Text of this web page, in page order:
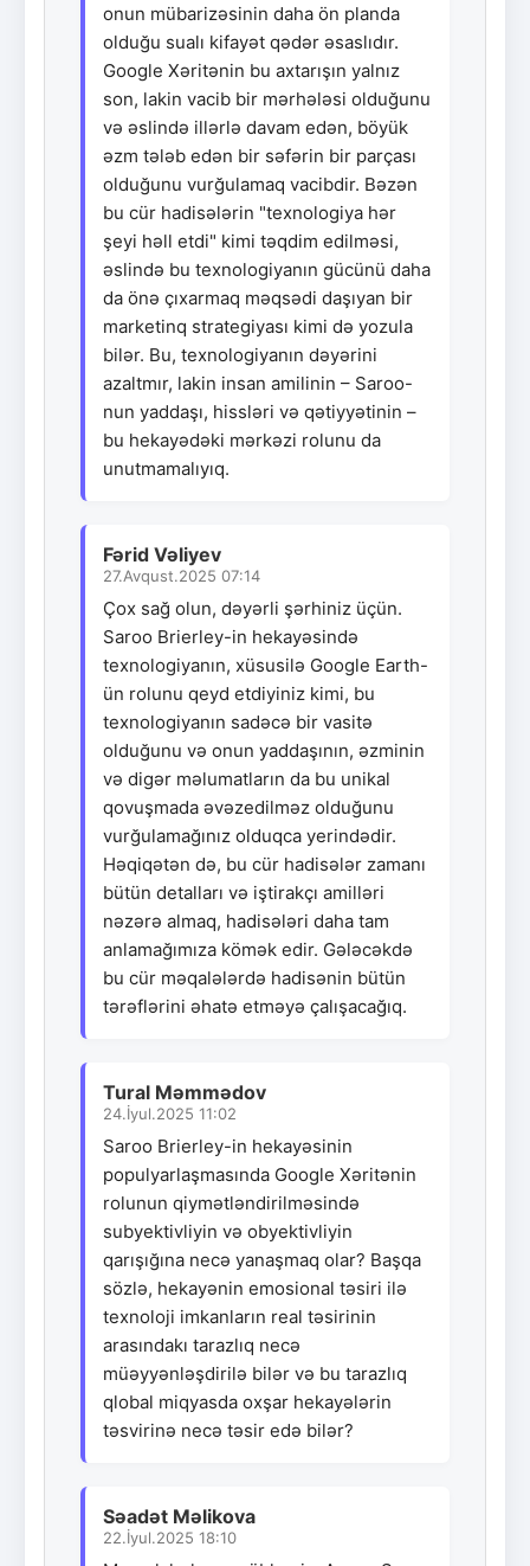
onun mübarizəsinin daha ön planda
olduğu sualı kifayət qədər əsaslıdır.
Google Xəritənin bu axtarışın yalnız
son, lakin vacib bir mərhələsi olduğunu
və əslində illərlə davam edən, böyük
əzm tələb edən bir səfərin bir parçası
olduğunu vurğulamaq vacibdir. Bəzən
bu cür hadisələrin "texnologiya hər
şeyi həll etdi" kimi təqdim edilməsi,
əslində bu texnologiyanın gücünü daha
da önə çıxarmaq məqsədi daşıyan bir
marketinq strategiyası kimi də yozula
bilər. Bu, texnologiyanın dəyərini
azaltmır, lakin insan amilinin – Saroo-
nun yaddaşı, hissləri və qətiyyətinin –
bu hekayədəki mərkəzi rolunu da
unutmamalıyıq.
Fərid Vəliyev
27.Avqust.2025 07:14
Çox sağ olun, dəyərli şərhiniz üçün.
Saroo Brierley-in hekayəsində
texnologiyanın, xüsusilə Google Earth-
ün rolunu qeyd etdiyiniz kimi, bu
texnologiyanın sadəcə bir vasitə
olduğunu və onun yaddaşının, əzminin
və digər məlumatların da bu unikal
qovuşmada əvəzedilməz olduğunu
vurğulamağınız olduqca yerindədir.
Həqiqətən də, bu cür hadisələr zamanı
bütün detalları və iştirakçı amilləri
nəzərə almaq, hadisələri daha tam
anlamağımıza kömək edir. Gələcəkdə
bu cür məqalələrdə hadisənin bütün
tərəflərini əhatə etməyə çalışacağıq.
Tural Məmmədov
24.İyul.2025 11:02
Saroo Brierley-in hekayəsinin
populyarlaşmasında Google Xəritənin
rolunun qiymətləndirilməsində
subyektivliyin və obyektivliyin
qarışığına necə yanaşmaq olar? Başqa
sözlə, hekayənin emosional təsiri ilə
texnoloji imkanların real təsirinin
arasındakı tarazlıq necə
müəyyənləşdirilə bilər və bu tarazlıq
qlobal miqyasda oxşar hekayələrin
təsvirinə necə təsir edə bilər?
Səadət Məlikova
22.İyul.2025 18:10